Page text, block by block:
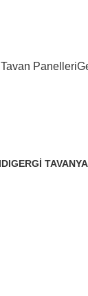
Panelleri
GERGI TAVAN